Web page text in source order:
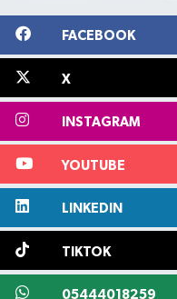
FACEBOOK
X
INSTAGRAM
YOUTUBE
LINKEDIN
TIKTOK
05444018259